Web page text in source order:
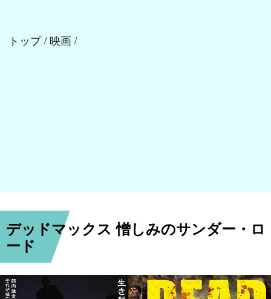
デッドマックス 憎しみのサンダー・ロ
ード
トップ / 映画 /